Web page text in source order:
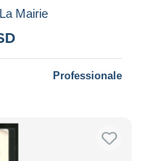
Mairie
Professionale